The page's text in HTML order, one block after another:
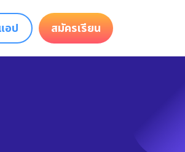
อป สมัครเรียน